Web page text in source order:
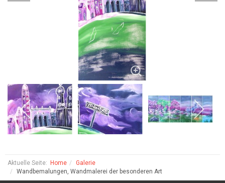
Aktuelle Seite: Home
Galerie
Wandbemalungen, Wandmalerei der besonderen Art